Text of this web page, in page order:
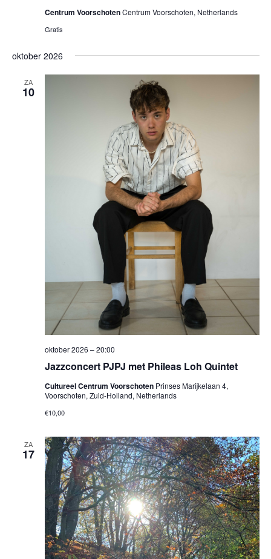
Centrum VoorschotenCentrum Voorschoten, Netherlands
Gratis
oktober 2026
ZA
10
Jazzconcert PJPJ met Phileas Loh Quintet
oktober 2026 – 20:00
Cultureel Centrum Voorschoten Prinses Marijkelaan 4,
Voorschoten, Zuid-Holland, Netherlands
€10,00
ZA
17